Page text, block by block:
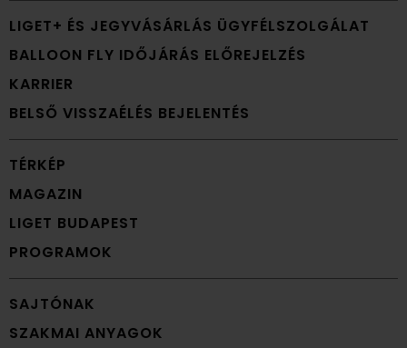
LIGET+ ÉS JEGYVÁSÁRLÁS ÜGYFÉLSZOLGÁLAT
BALLOON FLY IDŐJÁRÁS ELŐREJELZÉS
KARRIER
BELSŐ VISSZAÉLÉS BEJELENTÉS
TÉRKÉP
MAGAZIN
LIGET BUDAPEST
PROGRAMOK
SAJTÓNAK
SZAKMAI ANYAGOK